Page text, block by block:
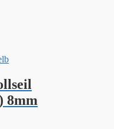
8mm